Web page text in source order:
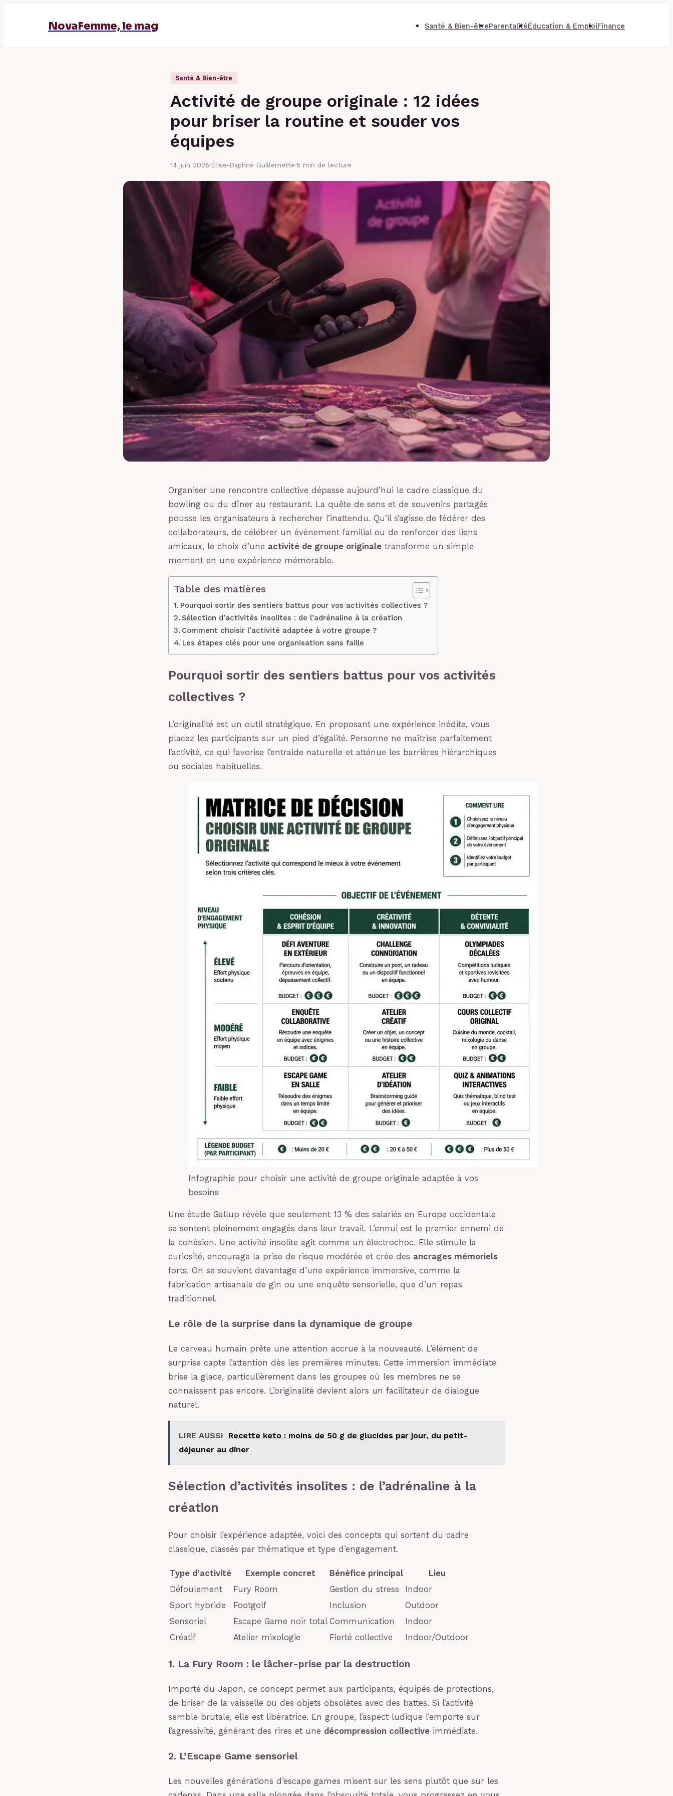
NovaFemme, le mag Santé & Bien-êtreParentalitéÉducation & EmploiFinance
Santé & Bien-être
Activité de groupe originale : 12 idées
pour briser la routine et souder vos
équipes
14 juin 2026·Élise-Daphné Guillemette·5 min de lecture
Organiser une rencontre collective dépasse aujourd’hui le cadre classique du
bowling ou du dîner au restaurant. La quête de sens et de souvenirs partagés
pousse les organisateurs à rechercher l’inattendu. Qu’il s’agisse de fédérer des
collaborateurs, de célébrer un événement familial ou de renforcer des liens
amicaux, le choix d’une activité de groupe originale transforme un simple
moment en une expérience mémorable.
Table des matières
Pourquoi sortir des sentiers battus pour vos activités collectives ?
Sélection d’activités insolites : de l’adrénaline à la création
Comment choisir l’activité adaptée à votre groupe ?
Les étapes clés pour une organisation sans faille
Pourquoi sortir des sentiers battus pour vos activités
collectives ?
L’originalité est un outil stratégique. En proposant une expérience inédite, vous
placez les participants sur un pied d’égalité. Personne ne maîtrise parfaitement
l’activité, ce qui favorise l’entraide naturelle et atténue les barrières hiérarchiques
ou sociales habituelles.
Infographie pour choisir une activité de groupe originale adaptée à vos
besoins
Une étude Gallup révèle que seulement 13 % des salariés en Europe occidentale
se sentent pleinement engagés dans leur travail. L’ennui est le premier ennemi de
la cohésion. Une activité insolite agit comme un électrochoc. Elle stimule la
curiosité, encourage la prise de risque modérée et crée des ancrages mémoriels
forts. On se souvient davantage d’une expérience immersive, comme la
fabrication artisanale de gin ou une enquête sensorielle, que d’un repas
traditionnel.
Le rôle de la surprise dans la dynamique de groupe
Le cerveau humain prête une attention accrue à la nouveauté. L’élément de
surprise capte l’attention dès les premières minutes. Cette immersion immédiate
brise la glace, particulièrement dans les groupes où les membres ne se
connaissent pas encore. L’originalité devient alors un facilitateur de dialogue
naturel.
LIRE AUSSI
Recette keto : moins de 50 g de glucides par jour, du petit-
déjeuner au dîner
Sélection d’activités insolites : de l’adrénaline à la
création
Pour choisir l’expérience adaptée, voici des concepts qui sortent du cadre
classique, classés par thématique et type d’engagement.
Type d’activité Exemple concret Bénéfice principal
Lieu
Défoulement
Fury Room Gestion du stress
Indoor
Sport hybride
Footgolf Inclusion
Outdoor
Sensoriel
Escape Game noir total Communication
Indoor
Créatif
Atelier mixologie Fierté collective Indoor/Outdoor
1. La Fury Room : le lâcher-prise par la destruction
Importé du Japon, ce concept permet aux participants, équipés de protections,
de briser de la vaisselle ou des objets obsolètes avec des battes. Si l’activité
semble brutale, elle est libératrice. En groupe, l’aspect ludique l’emporte sur
l’agressivité, générant des rires et une décompression collective immédiate.
2. L’Escape Game sensoriel
Les nouvelles générations d’escape games misent sur les sens plutôt que sur les